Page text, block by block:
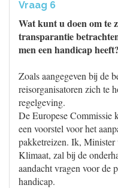
Vraag 6
Wat kunt u doen om te
transparantie
men een handicap heeft?
Zoals aangegeven bij de
reisorganisatoren zich te
regelgeving.
De Europese Commissie
een voorstel voor het
pakketreizen. Ik, Minister
Klimaat, zal bij de
aandacht vragen voor de
handicap.